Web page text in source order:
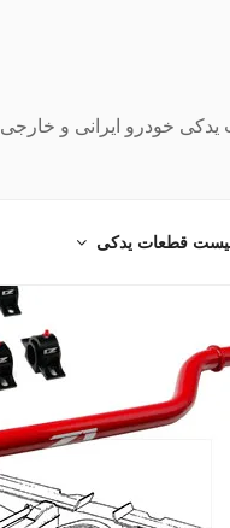
یدکی خودرو ایرانی و خارجی
قطعات یدکی